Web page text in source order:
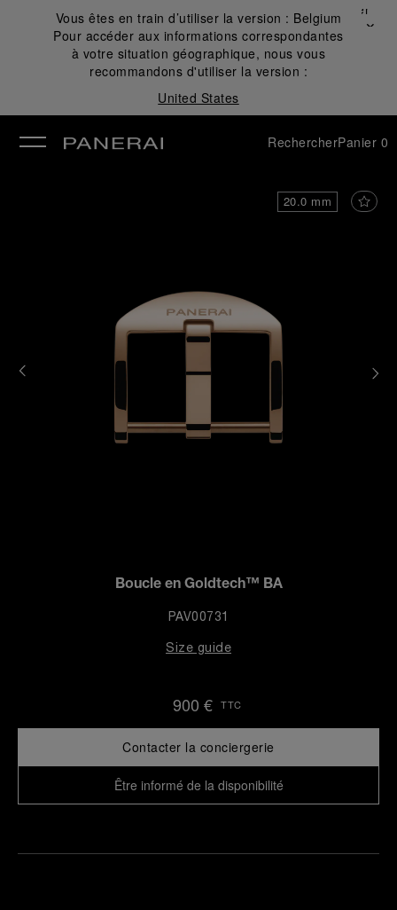
Vous êtes en train d’utiliser la version : Belgium
Pour accéder aux informations correspondantes
à votre situation géographique, nous vous
recommandons d'utiliser la version :
United States
Fermer
✕
RechercherPanier 0
20.0 mm
Boucle en Goldtech™ BA
PAV00731
Size guide
900 € TTC
Contacter la conciergerie
Être informé de la disponibilité